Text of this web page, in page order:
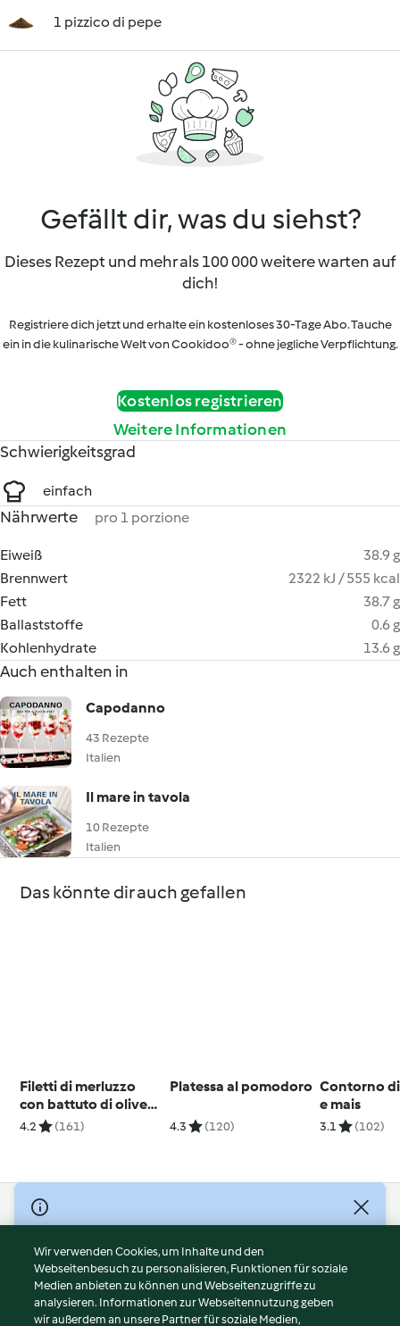
1 pizzico di pepe
Gefällt dir, was du siehst?
Dieses Rezept und mehr als 100 000 weitere warten auf
dich!
Registriere dich jetzt und erhalte ein kostenloses 30-Tage Abo. Tauche
ein in die kulinarische Welt von Cookidoo® - ohne jegliche Verpflichtung.
Kostenlos registrieren
Weitere Informationen
Schwierigkeitsgrad
einfach
Nährwerte pro 1 porzione
Eiweiß
38.9 g
Brennwert
2322 kJ / 555 kcal
Fett
38.7 g
Ballaststoffe
0.6 g
Kohlenhydrate
13.6 g
Auch enthalten in
Capodanno
43 Rezepte
Italien
Il mare in tavola
10 Rezepte
Italien
Das könnte dir auch gefallen
Filetti di merluzzo
con battuto di olive
verdi
4.2 (161)
Platessa al pomodoro
4.3 (120)
Contorno
e mais
3.1 (102)
© Copyright 2026
Nutzungsbedingungen
Datenschutzrichtlinien
Disclaimer
Impressum
Wir verwenden Cookies, um Inhalte und den
Webseitenbesuch zu personalisieren, Funktionen für soziale
Medien anbieten zu können und Webseitenzugriffe zu
analysieren. Informationen zur Webseitennutzung geben
wir außerdem an unsere Partner für soziale Medien,